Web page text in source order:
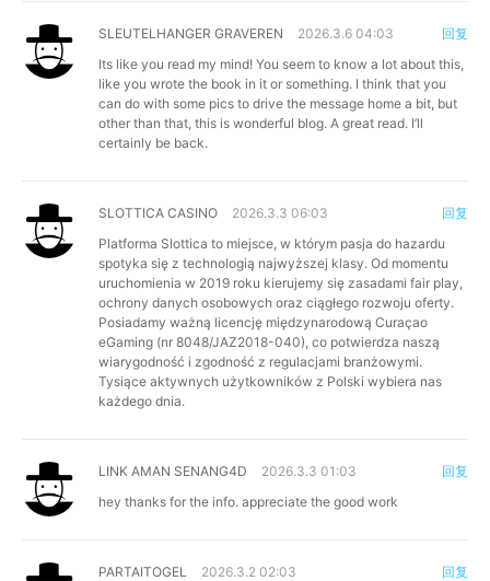
SLEUTELHANGER GRAVEREN
2026.3.6 04:03
Its like you read my mind! You seem to know a lot about this,
like you wrote the book in it or something. I think that you
can do with some pics to drive the message home a bit, but
other than that, this is wonderful blog. A great read. I’ll
certainly be back.
回复
SLOTTICA CASINO
2026.3.3 06:03
Platforma Slottica to miejsce, w którym pasja do hazardu
spotyka się z technologią najwyższej klasy. Od momentu
uruchomienia w 2019 roku kierujemy się zasadami fair play,
ochrony danych osobowych oraz ciągłego rozwoju oferty.
Posiadamy ważną licencję międzynarodową Curaçao
eGaming (nr 8048/JAZ2018-040), co potwierdza naszą
wiarygodność i zgodność z regulacjami branżowymi.
Tysiące aktywnych użytkowników z Polski wybiera nas
każdego dnia.
回复
LINK AMAN SENANG4D
2026.3.3 01:03
hey thanks for the info. appreciate the good work
回复
PARTAITOGEL
2026.3.2 02:03
回复